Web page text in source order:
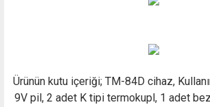
Ürünün kutu içeriği; TM-84D cihaz,
9V pil, 2 adet K tipi termokupl, 1 adet bez